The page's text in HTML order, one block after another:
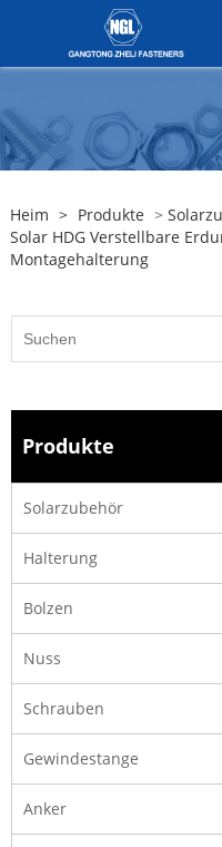
Heim > Produkte >
Solar HDG Verstellbare
Montagehalterung
Produkte
Solarzubehör
Halterung
Bolzen
Nuss
Schrauben
Gewindestange
Anker